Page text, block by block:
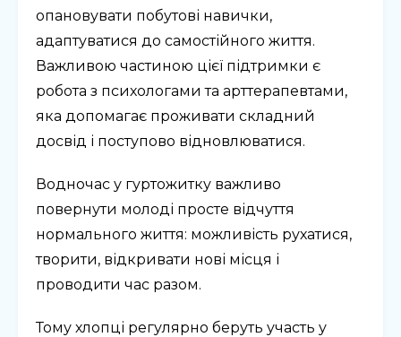
опановувати побутові навички,
адаптуватися до самостійного життя.
Важливою частиною цієї підтримки є
робота з психологами та арттерапевтами,
яка допомагає проживати складний
досвід і поступово відновлюватися.
Водночас у гуртожитку важливо
повернути молоді просте відчуття
нормального життя: можливість рухатися,
творити, відкривати нові місця і
проводити час разом.
Тому хлопці регулярно беруть участь у